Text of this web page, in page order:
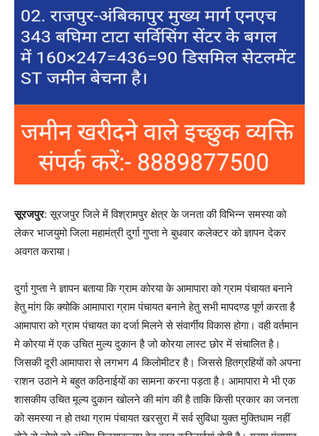
सूरजपुर: सूरजपुर जिले में विश्रामपुर क्षेत्र के जनता की विभिन्न समस्या को
लेकर भाजयुमो जिला महामंत्री दुर्गा गुप्ता ने बुधवार कलेक्टर को ज्ञापन देकर
अवगत कराया।
दुर्गा गुप्ता ने ज्ञापन बताया कि ग्राम कोरया के आमापारा को ग्राम पंचायत बनाने
हेतु मांग कि क्योकि आमापारा ग्राम पंचायत बनाने हेतु सभी मापदण्ड पूर्ण करता है
आमापारा को ग्राम पंचायत का दर्जा मिलने से संवार्गीय विकास होगा। वही वर्तमान
मे कोरया में एक उचित मुल्य दुकान है जो कोरया लास्ट छोर में संचालित है।
जिसकी दूरी आमापारा से लगभग 4 किलोमीटर है। जिससे हितग्रहियों को अपना
राशन उठाने मे बहुत कठिनाईयों का सामना करना पड़ता है। आमापारा मे भी एक
शासकीय उचित मूल्य दुकान खोलने की मांग की है ताकि किसी प्रकार का जनता
को समस्या न हो तथा ग्राम पंचायत खरसुरा में सर्व सुविधा युक्त मुक्तिधाम नहीं